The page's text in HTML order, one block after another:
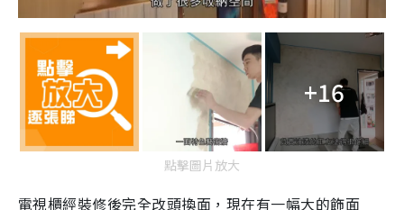
+16
點擊圖片放大
電視櫃經裝修後完全改頭換面，現在有一幅大的飾面